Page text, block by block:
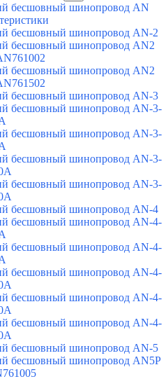
бесшовный шинопровод AN
бесшовный шинопровод AN-2
бесшовный шинопровод AN2
бесшовный шинопровод AN2
бесшовный шинопровод AN-3
бесшовный шинопровод AN-3-
бесшовный шинопровод AN-3-
бесшовный шинопровод AN-3-
бесшовный шинопровод AN-3-
бесшовный шинопровод AN-4
бесшовный шинопровод AN-4-
бесшовный шинопровод AN-4-
бесшовный шинопровод AN-4-
бесшовный шинопровод AN-4-
бесшовный шинопровод AN-4-
бесшовный шинопровод AN-5
бесшовный шинопровод AN5P